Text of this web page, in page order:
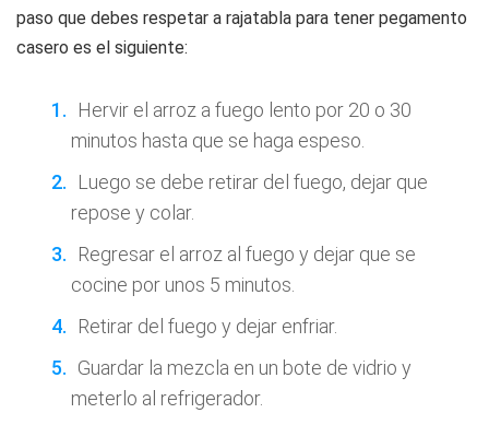
paso que debes respetar a rajatabla para tener pegamento
casero es el siguiente:
Hervir el arroz a fuego lento por 20 o 30
minutos hasta que se haga espeso.
Luego se debe retirar del fuego, dejar que
repose y colar.
Regresar el arroz al fuego y dejar que se
cocine por unos 5 minutos.
Retirar del fuego y dejar enfriar.
Guardar la mezcla en un bote de vidrio y
meterlo al refrigerador.